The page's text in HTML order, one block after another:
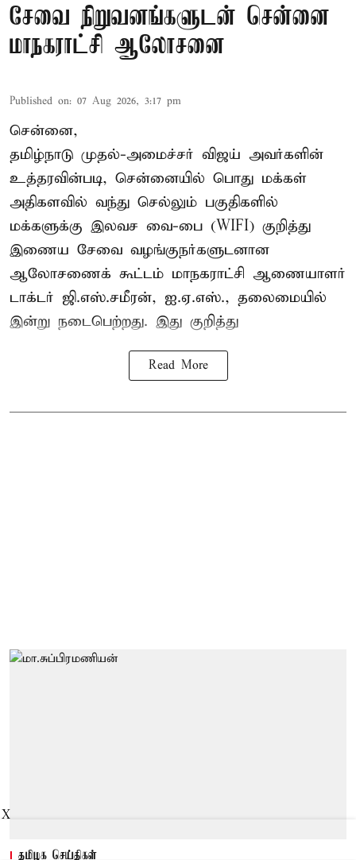
சேவை நிறுவனங்களுடன் சென்னை
மாநகராட்சி ஆலோசனை
Published on: 07 Aug 2026, 3:17 pm
சென்னை,
தமிழ்நாடு முதல்-அமைச்சர் விஜய் அவர்களின்
உத்தரவின்படி, சென்னையில் பொது மக்கள்
அதிகளவில் வந்து செல்லும் பகுதிகளில்
மக்களுக்கு இலவச வை-பை (WIFI) குறித்து
இணைய சேவை வழங்குநர்களுடனான
ஆலோசணைக் கூட்டம் மாநகராட்சி ஆணையாளர்
டாக்டர் ஜி.எஸ்.சமீரன், ஐ.ஏ.எஸ்., தலைமையில்
இன்று நடைபெற்றது. இது குறித்து
Read More
தமிழக செய்திகள்
X